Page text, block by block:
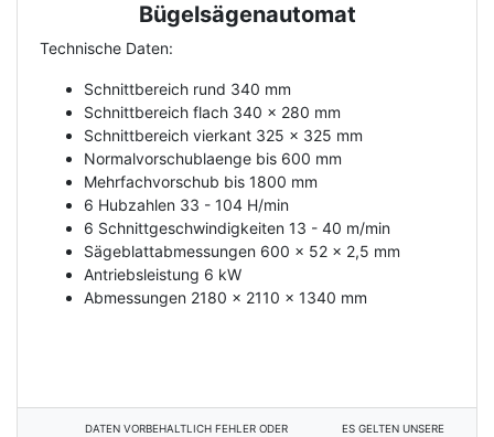
Bügelsägenautomat
Technische Daten:
Schnittbereich rund 340 mm
Schnittbereich flach 340 x 280 mm
Schnittbereich vierkant 325 x 325 mm
Normalvorschublaenge bis 600 mm
Mehrfachvorschub bis 1800 mm
6 Hubzahlen 33 - 104 H/min
6 Schnittgeschwindigkeiten 13 - 40 m/min
Sägeblattabmessungen 600 x 52 x 2,5 mm
Antriebsleistung 6 kW
Abmessungen 2180 x 2110 x 1340 mm
DATEN VORBEHALTLICH FEHLER ODER
ES GELTEN UNSERE